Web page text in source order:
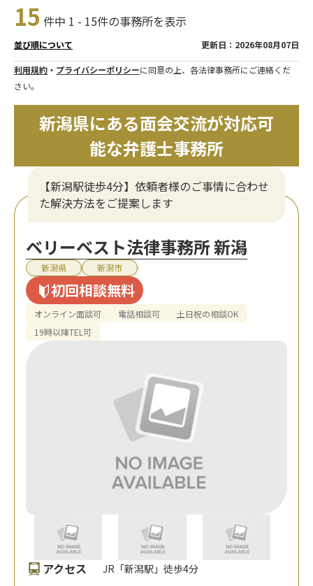
15 件中 1 - 15件の事務所を表示
並び順について 更新日：2026年08月07日
利用規約 ・ プライバシーポリシーに同意の上、各法律事務所にご連絡くだ
さい。
新潟県にある面会交流が対応可
能な弁護士事務所
【新潟駅徒歩4分】依頼者様のご事情に合わせ
た解決方法をご提案します
ベリーベスト法律事務所 新潟
新潟県 新潟市
初回相談無料
オンライン面談可 電話相談可
土日祝の相談OK
19時以降TEL可
アクセス JR「新潟駅」徒歩4分